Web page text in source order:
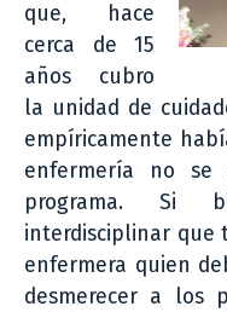
que, hace
cerca de 15
años cubro
la unidad de
empíricamente
enfermería no se
programa. Si
interdisciplinar que
enfermera quien
desmerecer a los